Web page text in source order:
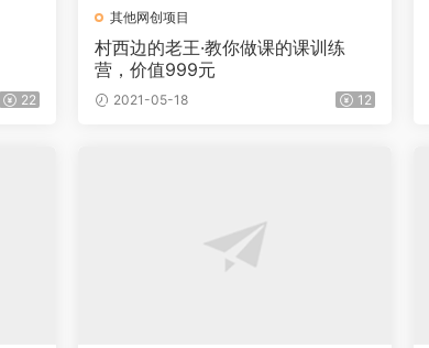
22
其他网创项目
村西边的老王·教你做课的课训练
营，价值999元
2021-05-18 12